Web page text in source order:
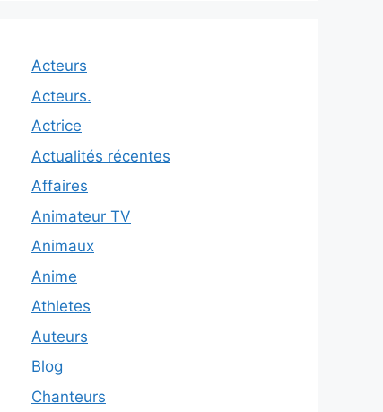
Acteurs
Acteurs.
Actrice
Actualités récentes
Affaires
Animateur TV
Animaux
Anime
Athletes
Auteurs
Blog
Chanteurs